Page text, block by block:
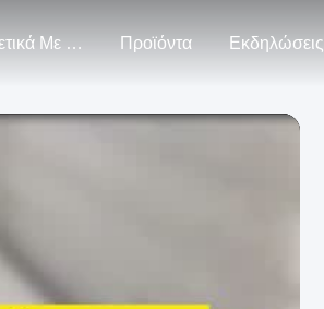
Σχετικά Με Εμάς Προϊόντα Εκδηλώσεις